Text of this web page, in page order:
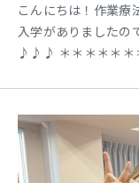
こんにちは！作業
入学がありましたの
♪♪♪ ＊＊＊＊＊＊
年度の入試について
ださった方々へ 熱